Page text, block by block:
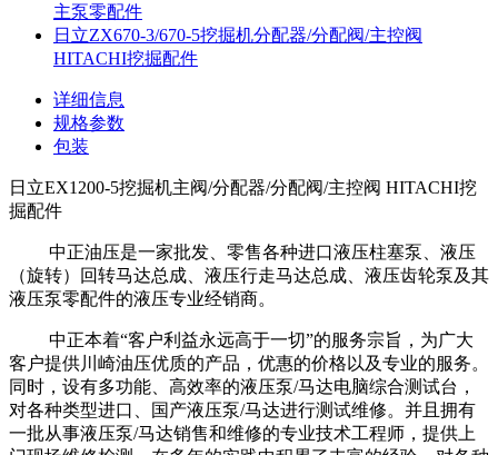
主泵零配件
日立ZX670-3/670-5挖掘机分配器/分配阀/主控阀
HITACHI挖掘配件
详细信息
规格参数
包装
日立EX1200-5挖掘机主阀/分配器/分配阀/主控阀 HITACHI挖
掘配件
中正油压是一家批发、零售各种进口液压柱塞泵、液压
（旋转）回转马达总成、液压行走马达总成、液压齿轮泵及其
液压泵零配件的液压专业经销商。
中正本着“客户利益永远高于一切”的服务宗旨，为广大
客户提供川崎油压优质的产品，优惠的价格以及专业的服务。
同时，设有多功能、高效率的液压泵/马达电脑综合测试台，
对各种类型进口、国产液压泵/马达进行测试维修。并且拥有
一批从事液压泵/马达销售和维修的专业技术工程师，提供上